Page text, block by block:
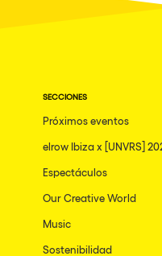
SECCIONES
Próximos eventos
elrow Ibiza x [UNVRS]
Espectáculos
Our Creative World
Music
Sostenibilidad